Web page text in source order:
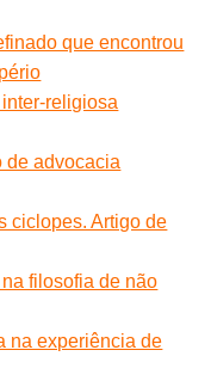
que encontrou
religiosa
de advocacia
ciclopes. Artigo de
filosofia de não
na experiência de